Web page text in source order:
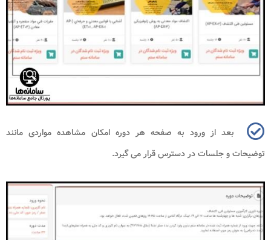
بعد از ورود به صفحه هر دوره امکان مشاهده مواردی مانند
توضیحات و جلسات در دسترس قرار می گیرد.